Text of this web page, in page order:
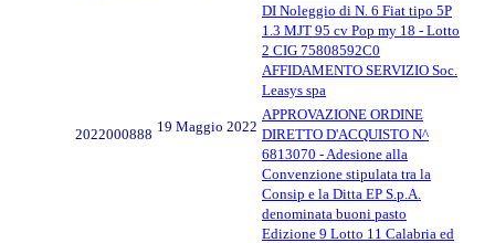
DI Noleggio di N. 6 Fiat tipo 5P
1.3 MJT 95 cv Pop my 18 - Lotto
2 CIG 75808592C0
AFFIDAMENTO SERVIZIO Soc.
Leasys spa
2022000888 19 Maggio 2022
APPROVAZIONE ORDINE
DIRETTO D'ACQUISTO N^
6813070 - Adesione alla
Convenzione stipulata tra la
Consip e la Ditta EP S.p.A.
denominata buoni pasto
Edizione 9 Lotto 11 Calabria ed